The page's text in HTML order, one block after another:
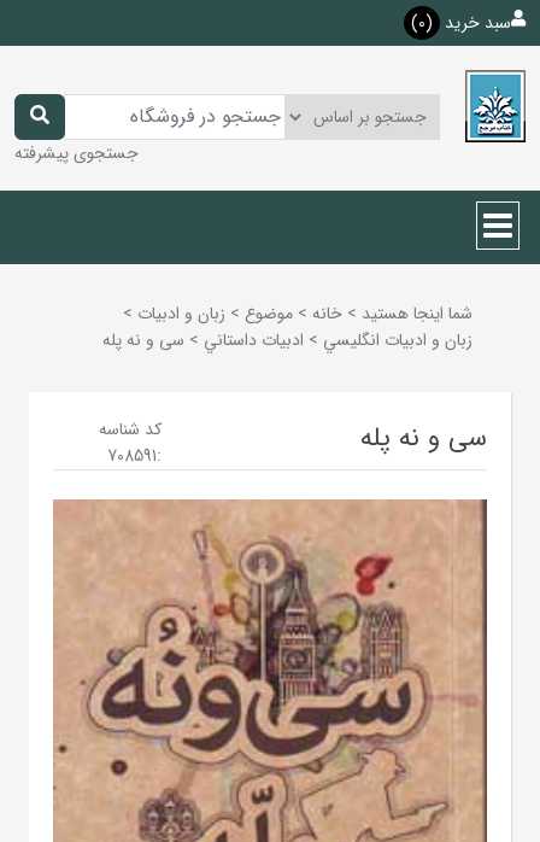
سبد خرید (0)
جستجوی پیشرفته
شما اینجا هستید > خانه > موضوع > زبان و ادبيات >
زبان و ادبيات انگليسي > ادبيات داستاني > سی و نه پله
سی و نه پله
کد شناسه
:
708591